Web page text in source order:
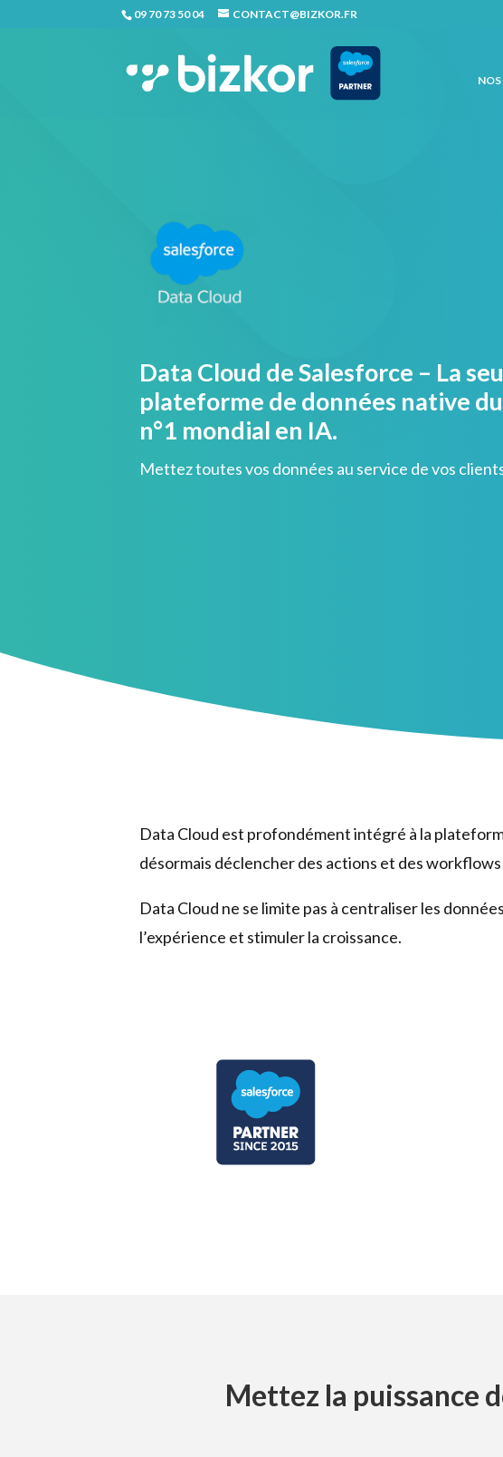
09 70 73 50 04 CONTACT@BIZKOR.FR
Data Cloud de Salesforce – La
plateforme de données native
n°1 mondial en IA.
Mettez toutes vos données au service de vos
Data Cloud est profondément intégré à la
désormais déclencher des actions et des
Data Cloud ne se limite pas à centraliser les
l’expérience et stimuler la croissance.
Mettez la puissance